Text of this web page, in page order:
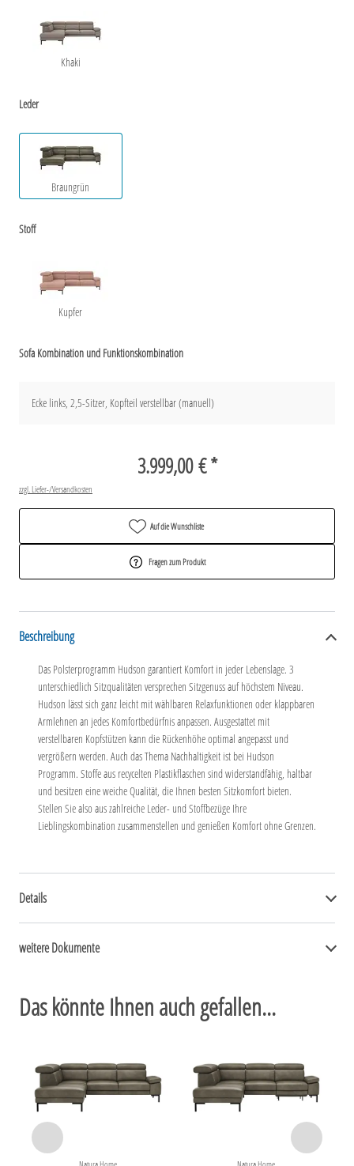
Khaki
Leder
Braungrün
Stoff
Kupfer
Sofa Kombination und Funktionskombination
Ecke links, 2,5-Sitzer, Kopfteil verstellbar (manuell)
3.999,00 € *
zzgl. Liefer-/Versandkosten
Auf die Wunschliste
Fragen zum Produkt
Beschreibung
Das Polsterprogramm Hudson garantiert Komfort in jeder Lebenslage. 3
unterschiedlich Sitzqualitäten versprechen Sitzgenuss auf höchstem Niveau.
Hudson lässt sich ganz leicht mit wählbaren Relaxfunktionen oder klappbaren
Armlehnen an jedes Komfortbedürfnis anpassen. Ausgestattet mit
verstellbaren Kopfstützen kann die Rückenhöhe optimal angepasst und
vergrößern werden. Auch das Thema Nachhaltigkeit ist bei Hudson
Programm. Stoffe aus recycelten Plastikflaschen sind widerstandfähig, haltbar
und besitzen eine weiche Qualität, die Ihnen besten Sitzkomfort bieten.
Stellen Sie also aus zahlreiche Leder- und Stoffbezüge Ihre
Lieblingskombination zusammenstellen und genießen Komfort ohne Grenzen.
Details
weitere Dokumente
Das könnte Ihnen auch gefallen...